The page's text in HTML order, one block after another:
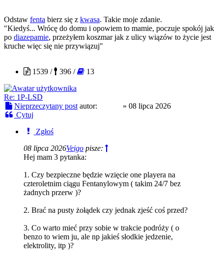
Odstaw fenta bierz się z kwasa. Takie moje zdanie.
"Kiedyś... Wrócę do domu i opowiem to mamie, poczuje spokój jak
po diazepamie, przeżyłem koszmar jak z ulicy wiązów to życie jest
kruche więc się nie przywiązuj"
1539 /
396 / 13
Re: 1P-LSD
Nieprzeczytany post autor: » 08 lipca 2026
Cytuj
Zgłoś
08 lipca 2026Veigo pisze:
Hej mam 3 pytanka:
1. Czy bezpieczne będzie wzięcie one playera na
czteroletnim ciągu Fentanylowym ( takim 24/7 bez
żadnych przerw )?
2. Brać na pusty żołądek czy jednak zjeść coś przed?
3. Co warto mieć przy sobie w trakcie podróży ( o
benzo to wiem ju, ale np jakieś słodkie jedzenie,
elektrolity, itp )?